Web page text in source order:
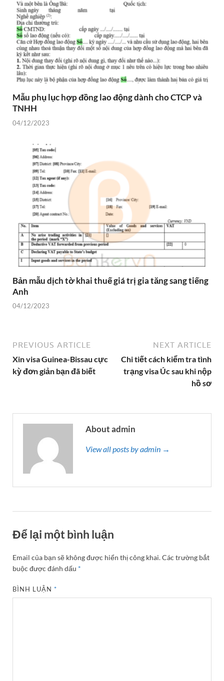
Mẫu phụ lục hợp đồng lao động dành cho CTCP và
TNHH
04/12/2023
Bản mẫu dịch tờ khai thuế giá trị gia tăng sang tiếng
Anh
04/12/2023
PREVIOUS ARTICLE
Xin visa Guinea-Bissau cực
kỳ đơn giản bạn đã biết
NEXT ARTICLE
Chi tiết cách kiểm tra tình
trạng visa Úc sau khi nộp
hồ sơ
About admin
View all posts by admin →
Để lại một bình luận
Email của bạn sẽ không được hiển thị công khai.Các trường bắt
buộc được đánh dấu *
BÌNH LUẬN*